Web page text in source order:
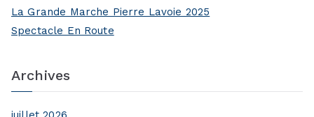
La Grande Marche Pierre Lavoie 2025
Spectacle En Route
Archives